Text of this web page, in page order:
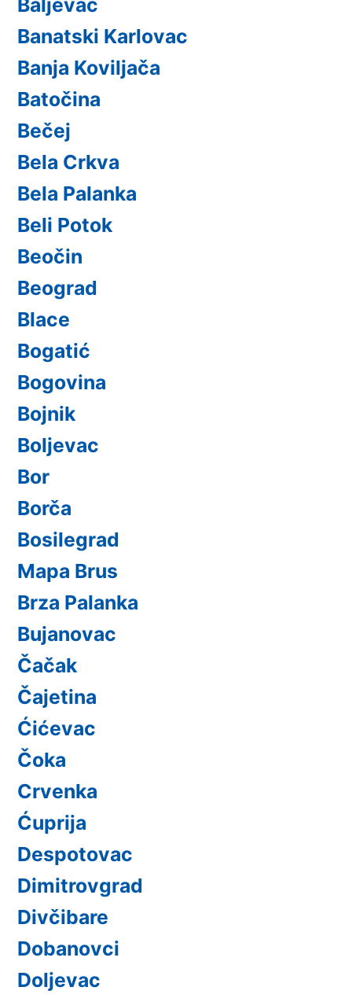
Banatski Karlovac
Banja Koviljača
Batočina
Bečej
Bela Crkva
Bela Palanka
Beli Potok
Beočin
Beograd
Blace
Bogatić
Bogovina
Bojnik
Boljevac
Bor
Borča
Bosilegrad
Mapa Brus
Brza Palanka
Bujanovac
Čačak
Čajetina
Ćićevac
Čoka
Crvenka
Ćuprija
Despotovac
Dimitrovgrad
Divčibare
Dobanovci
Doljevac